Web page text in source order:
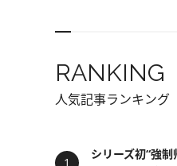
RANKING
人気記事ランキング
シリーズ初“強